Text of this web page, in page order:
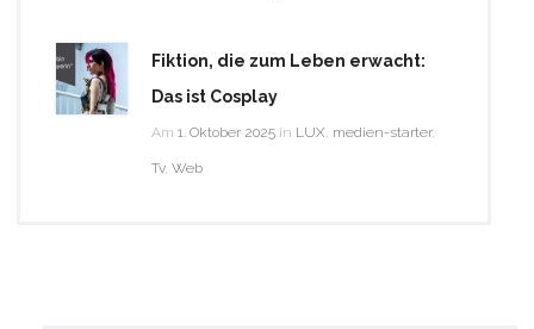
Fiktion, die zum Leben erwacht:
Das ist Cosplay
Am 1. Oktober 2025 in LUX, medien-starter,
Tv, Web